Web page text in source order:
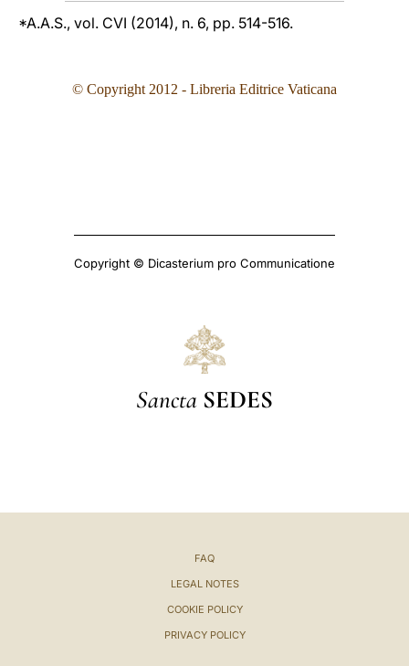
*A.A.S., vol. CVI (2014), n. 6, pp. 514-516.
© Copyright 2012 - Libreria Editrice Vaticana
Copyright © Dicasterium pro Communicatione
Sancta SEDES
FAQ
LEGAL NOTES
COOKIE POLICY
PRIVACY POLICY